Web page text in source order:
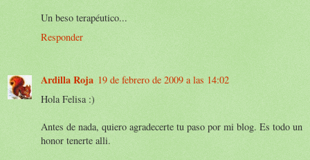
Un beso terapéutico...
Responder
Ardilla Roja 19 de febrero de 2009 a las 14:02
Hola Felisa :)
Antes de nada, quiero agradecerte tu paso por mi blog. Es todo un
honor tenerte alli.